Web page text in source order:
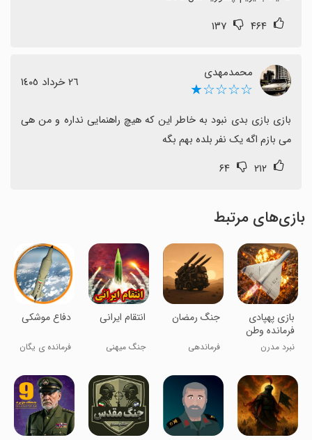
۴۶۴ ۱۳۷
محمدمهدی
☆☆☆☆★ ٢٦ خرداد ١٤٠٥
می بازم اگه یک نفر بلده بهم بگه
۲۱۲ ۶۴
بازی‌های مرتبط
‏‏‏‏‏‏بازی پهپادی
فرمانده وطن
نبرد مدرن
‏‏جنگ رمضان
فرماندهی
‏انتقام ایرانی
جنگ میهنی
‏دفاع موشکی
فرمانده ی یگان